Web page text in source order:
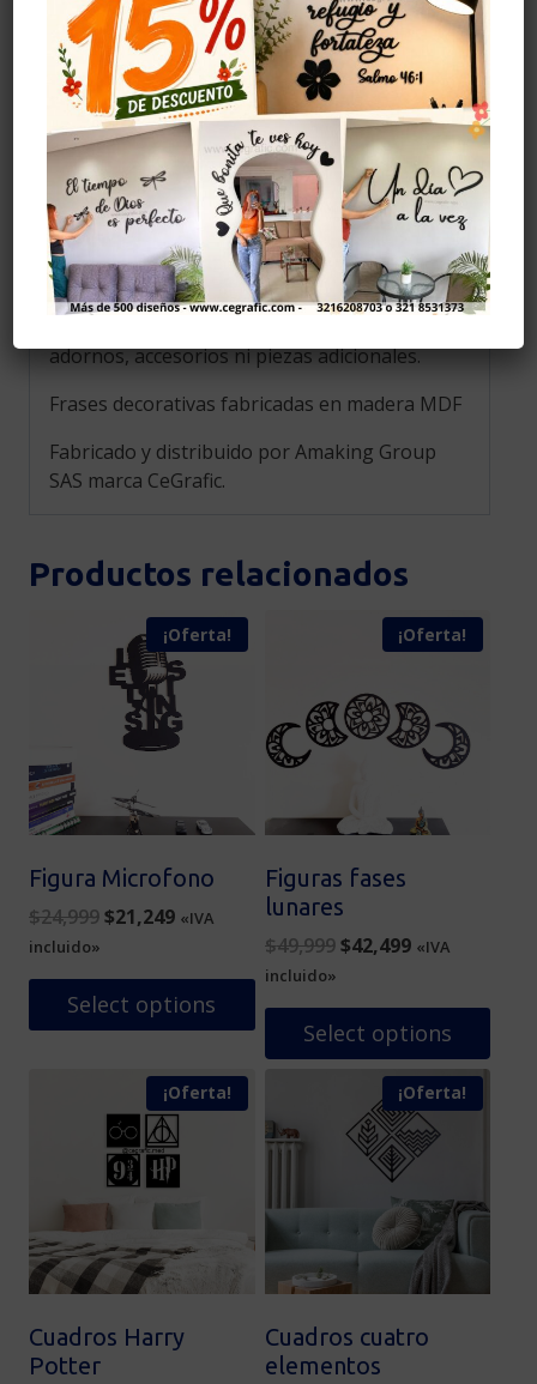
Limpiar con alcohol solo la parte del adhesivo.
Evitar la humedad.
Instalación
Se recomiendo pegar con cinta doble faz, (no
la incluye) se puede comprar en ferreterías,
también se puede pegar con cinta de
enmascarar pero al ser menos resistente
puede caerse el diseño.
La foto de este producto ha sido tomada en un
adornos, accesorios ni piezas adicionales.
Frases decorativas fabricadas en madera MDF
Fabricado y distribuido por Amaking Group
SAS marca CeGrafic.
Productos relacionados
¡Oferta!
Figura Microfono
$24,999Original
was:
$24,999.
$21,249Current
is:
$21,249.
«IVA
incluido»
Select options
¡Oferta!
Figuras fases
lunares
$49,999 Original
was:
$49,999.
$42,499Current
is:
$42,499.
«IVA
incluido»
Select options
¡Oferta!
Cuadros Harry
Potter
¡Oferta!
Cuadros cuatro
elementos